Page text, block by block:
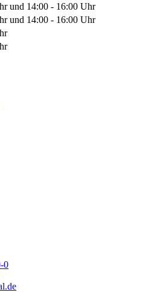
und 14:00 - 16:00 Uhr
und 14:00 - 16:00 Uhr
0